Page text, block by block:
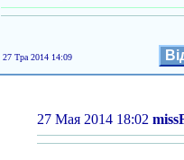
27 Тра 2014 14:09
27 Мая 2014 18:02